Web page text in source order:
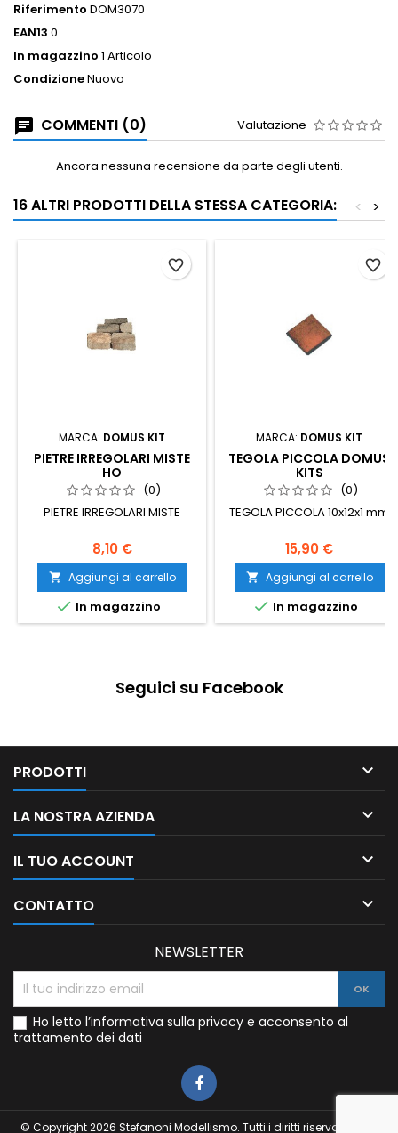
Riferimento DOM3070
EAN13 0
In magazzino 1 Articolo
CondizioneNuovo
COMMENTI (0) Valutazione
Ancora nessuna recensione da parte degli utenti.
16 ALTRI PRODOTTI DELLA STESSA CATEGORIA: >
<
MARCA: DOMUS KIT
PIETRE IRREGOLARI MISTE
HO
(0)
PIETRE IRREGOLARI MISTE
8,10 €
 Aggiungi al carrello
 In magazzino
favorite_border
MARCA: DOMUS KIT
TEGOLA PICCOLA DOMUS
KITS
(0)
TEGOLA PICCOLA 10x12x1 mm
15,90 €
 Aggiungi al carrello
 In magazzino
favorite_border
Seguici su Facebook
PRODOTTI 
LA NOSTRA AZIENDA 
IL TUO ACCOUNT 
CONTATTO 
NEWSLETTER
Ho letto l’informativa sulla privacy e acconsento al
trattamento dei dati
© Copyright 2026 Stefanoni Modellismo. Tutti i diritti riservati. P.IVA: